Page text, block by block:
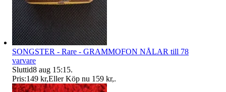
SONGSTER - Rare - GRAMMOFON NÅLAR till 78
varvare
Sluttid8 aug 15:15.
Pris:149 kr,Eller Köp nu 159 kr,.